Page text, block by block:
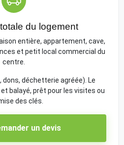
du logement
entière, appartement, cave,
et petit local commercial du
centre.
dons, déchetterie agréée). Le
balayé, prêt pour les visites ou
des clés.
un devis